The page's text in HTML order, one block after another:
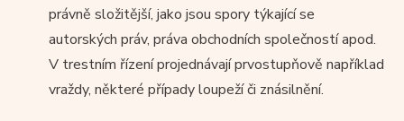
právně složitější, jako jsou spory týkající se
autorských práv, práva obchodních společností apod.
V trestním řízení projednávají prvostupňově například
vraždy, některé případy loupeží či znásilnění.